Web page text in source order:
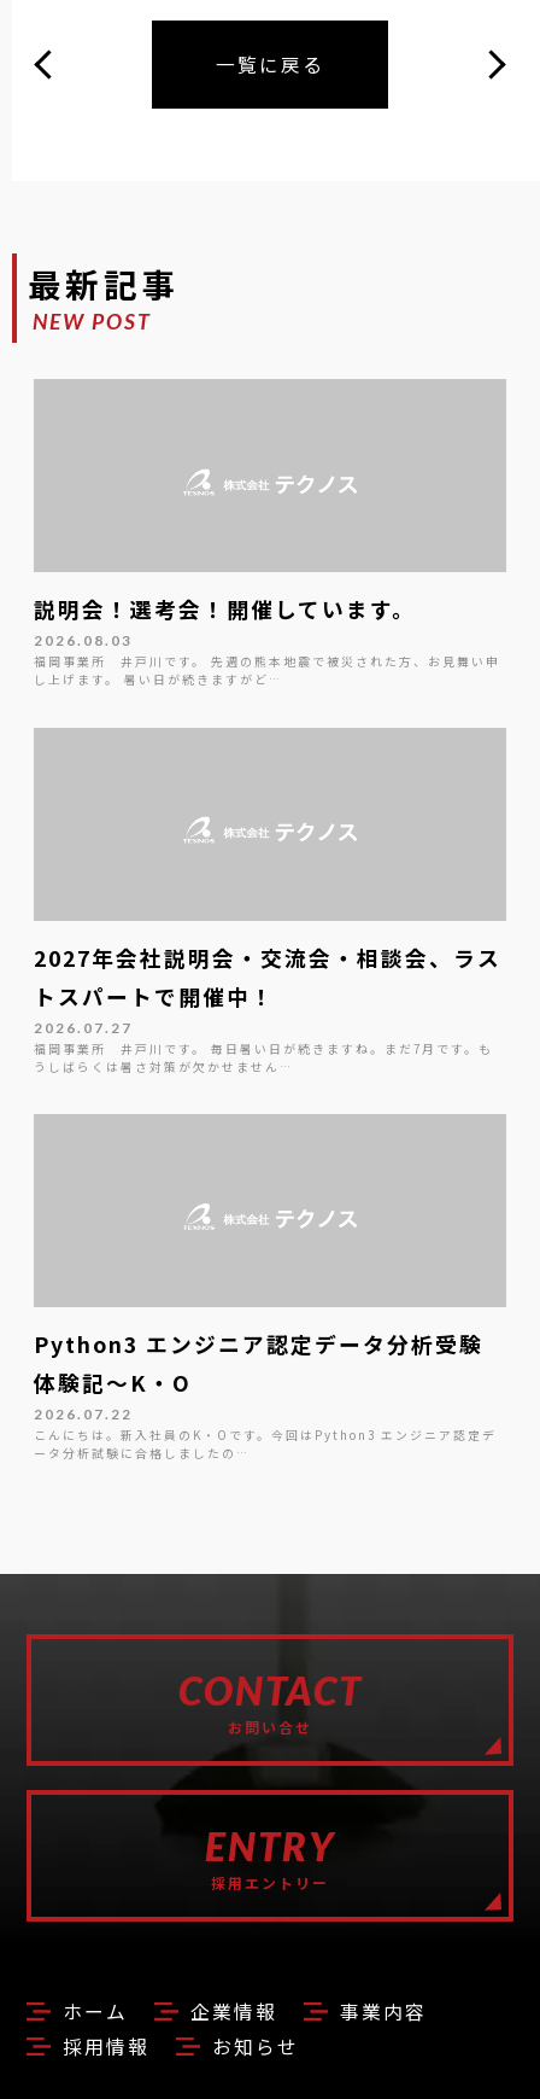
一覧に戻る
最新記事
NEW POST
説明会！選考会！開催しています。
2026.08.03
福岡事業所 井戸川です。 先週の熊本地震で被災された方、お見舞い申
し上げます。 暑い日が続きますがど…
2027年会社説明会・交流会・相談会、ラス
トスパートで開催中！
2026.07.27
福岡事業所 井戸川です。 毎日暑い日が続きますね。まだ7月です。も
うしばらくは暑さ対策が欠かせません…
Python3 エンジニア認定データ分析受験
体験記～K・O
2026.07.22
こんにちは。新入社員のK・Oです。今回はPython3 エンジニア認定デ
ータ分析試験に合格しましたの…
CONTACT
お問い合せ
ENTRY
採用エントリー
ホーム 企業情報
事業内容
採用情報
お知らせ